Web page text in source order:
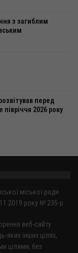
з загиблим
перед
2026 року
міської ради
року № 235-р
веб-сайту
яких інших цілях,
цілями, без